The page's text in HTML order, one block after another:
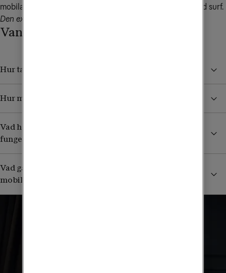
mobilabonnemang eller mobilt bredband med obegränsad surf.
Den extra surfen finns kvar i 30 dagar.
Vanliga frågor och svar
Hur tar jag del av surfgarantin?
Hur mycket surf får jag?
Vad händer med surfen när bredbandet eller min tv
fungerar igen?
Vad gäller om jag redan har obegränsad surf i mitt
mobilabonnemang?